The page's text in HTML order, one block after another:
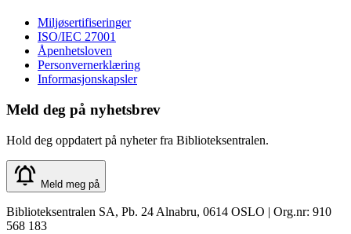
Miljøsertifiseringer
ISO/IEC 27001
Åpenhetsloven
Personvernerklæring
Informasjonskapsler
Meld deg på nyhetsbrev
Hold deg oppdatert på nyheter fra Biblioteksentralen.
Meld meg på
Biblioteksentralen SA, Pb. 24 Alnabru, 0614 OSLO | Org.nr: 910
568 183